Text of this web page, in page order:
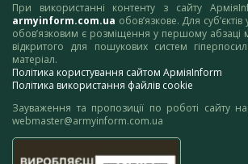
При використанні контенту з сайту
armyinform.com.ua обов’язкове. Для
обов’язковим є розміщення у першому абзаці
відкритого для пошукових систем
матеріал.
Політика користування сайтом АрміяInform
Політика використання файлів cookie
Зауваження та пропозиції по роботі сайту
webmaster@armyinform.com.ua